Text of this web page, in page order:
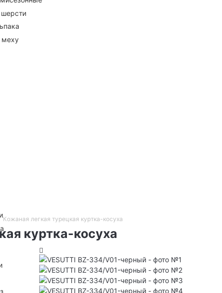
шерсти
меху
Кожаная легкая турецкая куртка-косуха
куртка-косуха